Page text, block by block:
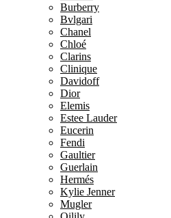
Burberry
Bvlgari
Chanel
Chloé
Clarins
Clinique
Davidoff
Dior
Elemis
Estee Lauder
Eucerin
Fendi
Gaultier
Guerlain
Hermés
Kylie Jenner
Mugler